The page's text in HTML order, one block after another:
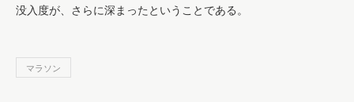
没入度が、さらに深まったということである。
マラソン